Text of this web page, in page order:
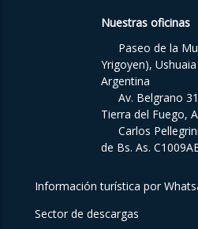
Nuestras oficinas
Paseo de la
Yrigoyen),
Argentina
Av. Belgrano
Tierra del Fuego,
Carlos
de Bs. As.
Información turística por
Sector de descargas